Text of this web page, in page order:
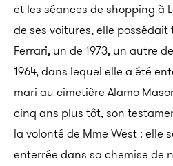
et les séances de shopping à
de ses voitures, elle possédait
Ferrari, un de 1973, un autre
1964, dans lequel elle a été
mari au cimetière Alamo
cinq ans plus tôt, son
la volonté de Mme West : elle
enterrée dans sa chemise de